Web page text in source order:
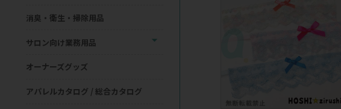
消臭・衛生・掃除用品
サロン向け業務用品
オーナーズグッズ
アパレルカタログ / 総合カタログ